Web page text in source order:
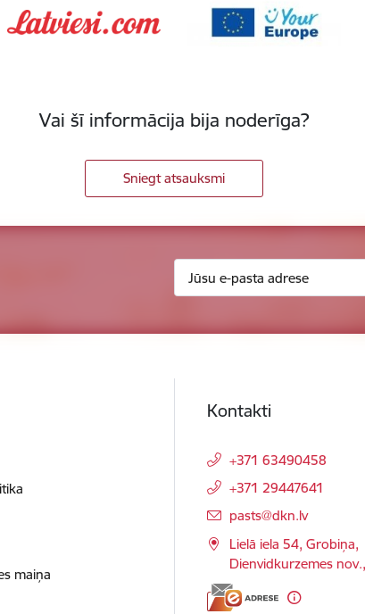
Vai šī informācija bija noderīga?
Sniegt atsauksmi
maiņa
Kontakti
+371 63490458
+371 29447641
E-pasts:
pasts@dkn.lv
Lielā iela 54, Grobiņa,
Dienvidkurzemes